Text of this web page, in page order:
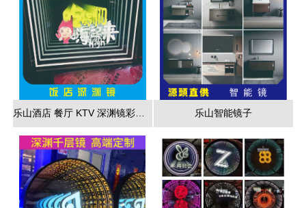
乐山酒店 餐厅 KTV 深渊镜彩色跑马灯 乐山智能镜子